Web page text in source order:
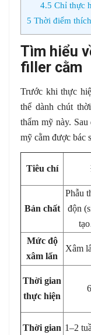
4.5 Chỉ thực
5 Thời điểm
Tìm hiểu
filler cằm
Trước khi thực
thể dành chút
thẩm mỹ này.
mỹ cằm được bác
Tiêu chí
Bản chất
Phẫu
độn
Mức độ
xâm lấn
Xâm
Thời gian
thực hiện
Thời gian 1–2